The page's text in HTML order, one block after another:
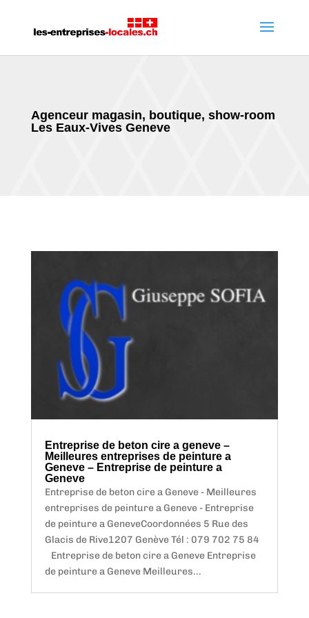
Agenceur magasin, boutique, show-room
Les Eaux-Vives Geneve
Entreprise de beton cire a geneve –
Meilleures entreprises de peinture a
Geneve – Entreprise de peinture a
Geneve
Entreprise de beton cire a Geneve - Meilleures
entreprises de peinture a Geneve - Entreprise
de peinture a GeneveCoordonnées 5 Rue des
Glacis de Rive1207 Genève Tél : 079 702 75 84
Entreprise de beton cire a Geneve Entreprise
de peinture a Geneve Meilleures...